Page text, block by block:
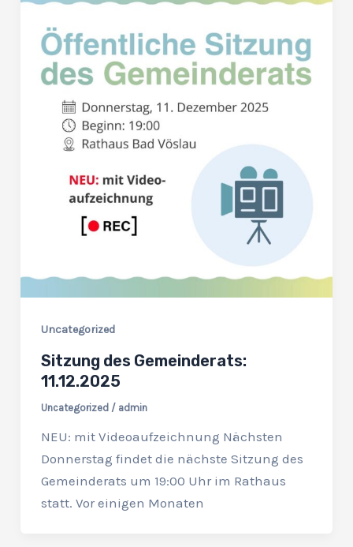
Uncategorized
Sitzung des Gemeinderats:
11.12.2025
Uncategorized/ admin
NEU: mit Videoaufzeichnung Nächsten
Donnerstag findet die nächste Sitzung des
Gemeinderats um 19:00 Uhr im Rathaus
statt. Vor einigen Monaten